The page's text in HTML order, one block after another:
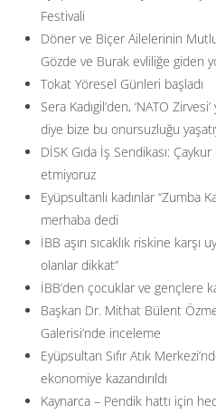
Festivali
Döner ve Biçer Ailelerinin
Gözde ve Burak evliliğe giden
Tokat Yöresel Günleri başladı
Sera Kadıgil’den, ‘NATO
diye bize bu onursuzluğu
DİSK Gıda İş Sendikası: Çaykur
etmiyoruz
Eyüpsultanlı kadınlar “Zumba
merhaba dedi
İBB aşırı sıcaklık riskine karşı
olanlar dikkat”
İBB’den çocuklar ve gençlere
Başkan Dr. Mithat Bülent
Galerisi’nde inceleme
Eyüpsultan Sıfır Atık
ekonomiye kazandırıldı
Kaynarca – Pendik hattı için